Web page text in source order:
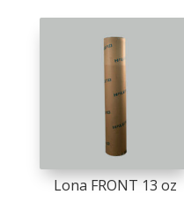
Lona FRONT 13 oz